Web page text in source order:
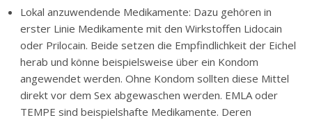
Lokal anzuwendende Medikamente: Dazu gehören in
erster Linie Medikamente mit den Wirkstoffen Lidocain
oder Prilocain. Beide setzen die Empfindlichkeit der Eichel
herab und könne beispielsweise über ein Kondom
angewendet werden. Ohne Kondom sollten diese Mittel
direkt vor dem Sex abgewaschen werden. EMLA oder
TEMPE sind beispielshafte Medikamente. Deren